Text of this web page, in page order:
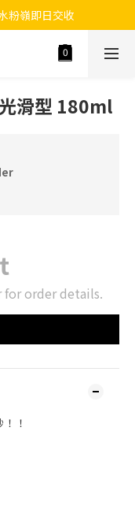
粉嶺即日交收
滑型 180ml
for order details.
！